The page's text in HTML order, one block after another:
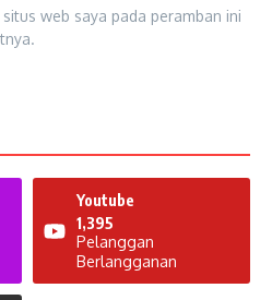
web saya pada peramban ini
Youtube
1,395
Pelanggan
Berlangganan